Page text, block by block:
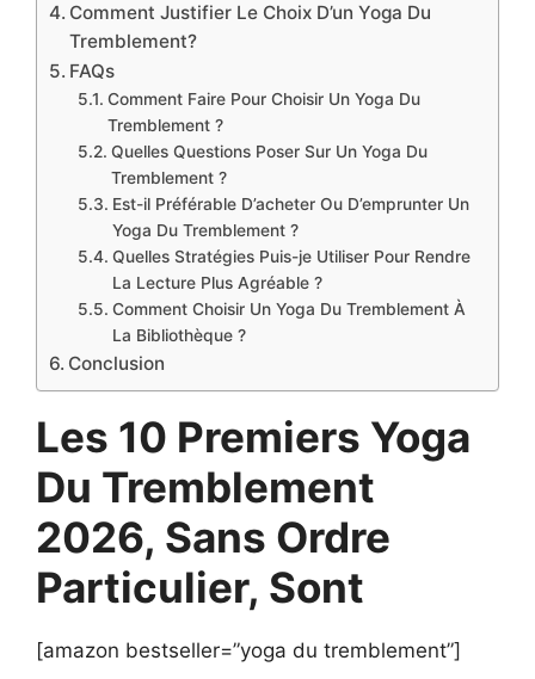
Comment Justifier Le Choix D’un Yoga Du
Tremblement?
FAQs
Comment Faire Pour Choisir Un Yoga Du
Tremblement ?
Quelles Questions Poser Sur Un Yoga Du
Tremblement ?
Est-il Préférable D’acheter Ou D’emprunter Un
Yoga Du Tremblement ?
Quelles Stratégies Puis-je Utiliser Pour Rendre
La Lecture Plus Agréable ?
Comment Choisir Un Yoga Du Tremblement À
La Bibliothèque ?
Conclusion
Les 10 Premiers Yoga
Du Tremblement
2026, Sans Ordre
Particulier, Sont
[amazon bestseller=”yoga du tremblement”]